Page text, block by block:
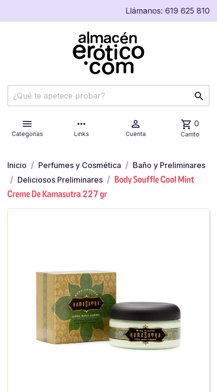
Llámanos: 619 625 810


Categorías
more_horiz
Links

Cuenta
shopping_cart 0
Carrito
Inicio Perfumes y Cosmética
Baño y Preliminares
Deliciosos Preliminares
Body Souffle Cool Mint
Creme De Kamasutra 227 gr